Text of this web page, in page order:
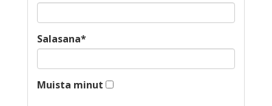
Salasana*
Muista minut